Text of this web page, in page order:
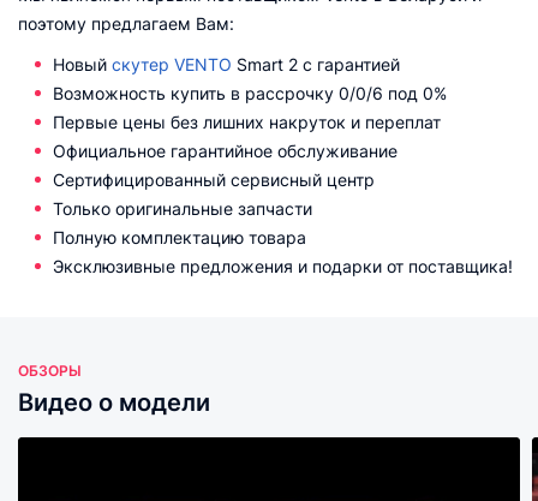
поэтому предлагаем Вам:
Новый скутер VENTO Smart 2 с гарантией
Возможность купить в рассрочку 0/0/6 под 0%
Первые цены без лишних накруток и переплат
Официальное гарантийное обслуживание
Сертифицированный сервисный центр
Только оригинальные запчасти
Полную комплектацию товара
Эксклюзивные предложения и подарки от поставщика!
ОБЗОРЫ
Видео о модели